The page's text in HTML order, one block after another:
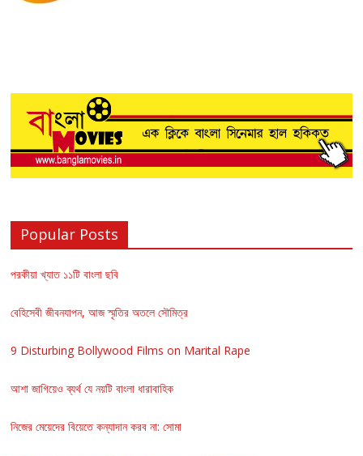
Popular Posts
পরকীয়া খ্যাত ১১টি বাংলা ছবি
বেহিসেবী জীবনযাপন, আজ স্মৃতির অতলে সৌমিত্র
9 Disturbing Bollywood Films on Marital Rape
আশা জাগিয়েও ব্যর্থ যে নয়টি বাংলা ধারাবাহিক
নিজের মেয়েদের বিয়েতে কন্যাদান করব না: সোমা